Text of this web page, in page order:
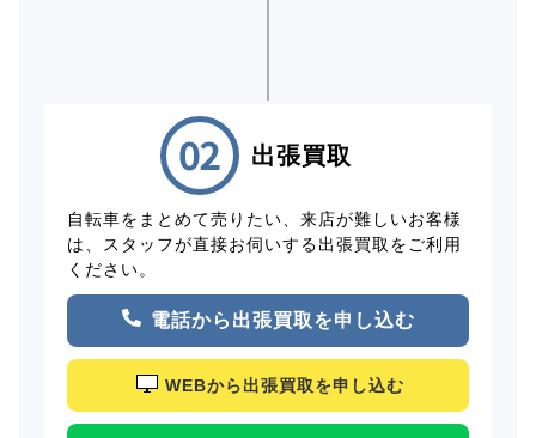
出張買取
自転車をまとめて売りたい、来店が難しいお客様
は、スタッフが直接お伺いする出張買取をご利用
ください。
電話から出張買取を申し込む
WEBから出張買取を申し込む